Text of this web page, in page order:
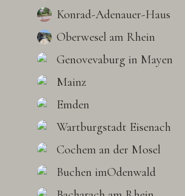
Konrad-Adenauer-Haus
Oberwesel am Rhein
Genovevaburg in Mayen
Mainz
Emden
Wartburgstadt Eisenach
Cochem an der Mosel
Buchen imOdenwald